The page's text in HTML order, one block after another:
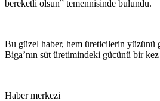
bereketli olsun” temennisinde bulundu.
Bu güzel haber, hem üreticilerin yüzünü
Biga’nın süt üretimindeki gücünü bir
Haber merkezi